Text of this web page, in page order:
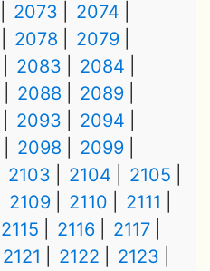
2073
2074
2078
2079
2083
2084
2088
2089
2093
2094
2098
2099
2103 2104
2105
2109 2110
2111
2115 2116
2117
2121 2122 2123